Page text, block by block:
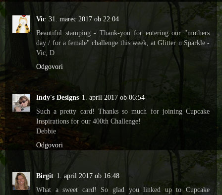
Vic 31. marec 2017 ob 22:04
Beautiful stamping - Thank-you for entering our "mothers
day / for a female" challenge this week, at Glitter n Sparkle -
Vic, D
Odgovori
Indy's Designs 1. april 2017 ob 06:54
Such a pretty card! Thanks so much for joining Cupcake
Inspirations for our 400th Challenge!
Debbie
Odgovori
Birgit 1. april 2017 ob 16:48
What a sweet card! So glad you linked up to Cupcake